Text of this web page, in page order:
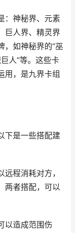
：神秘界、元素
巨人界、精灵界
，如神秘界的“巫
人”等。这些卡
用，是九界卡组
下是一些搭配建
程消耗对方，
两者搭配，可以
以造成范围伤